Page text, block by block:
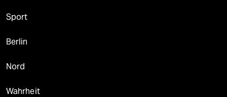
Sport
Berlin
Nord
Wahrheit